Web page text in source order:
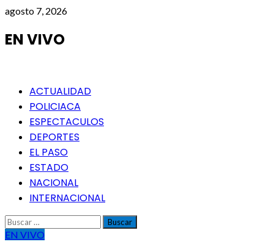
Saltar
contenido
agosto 7, 2026
EN VIVO
Menú
principal
ACTUALIDAD
POLICIACA
ESPECTACULOS
DEPORTES
EL PASO
ESTADO
NACIONAL
INTERNACIONAL
Buscar:
EN VIVO